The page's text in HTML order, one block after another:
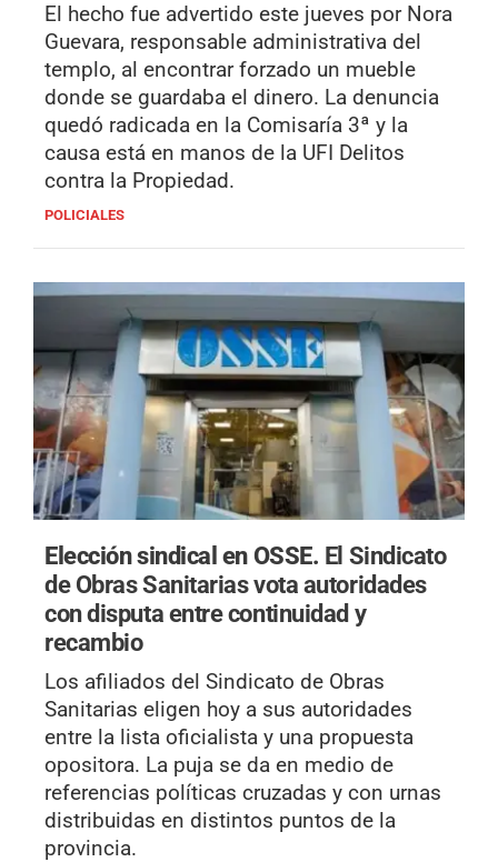
El hecho fue advertido este jueves por Nora
Guevara, responsable administrativa del
templo, al encontrar forzado un mueble
donde se guardaba el dinero. La denuncia
quedó radicada en la Comisaría 3ª y la
causa está en manos de la UFI Delitos
contra la Propiedad.
POLICIALES
Elección sindical en OSSE. El Sindicato
de Obras Sanitarias vota autoridades
con disputa entre continuidad y
recambio
Los afiliados del Sindicato de Obras
Sanitarias eligen hoy a sus autoridades
entre la lista oficialista y una propuesta
opositora. La puja se da en medio de
referencias políticas cruzadas y con urnas
distribuidas en distintos puntos de la
provincia.